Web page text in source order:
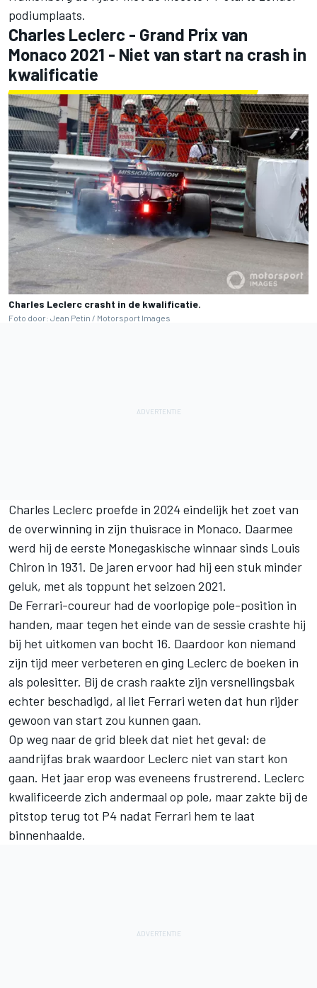
podiumplaats.
Charles Leclerc - Grand Prix van
Monaco 2021 - Niet van start na crash in
kwalificatie
Charles Leclerc crasht in de kwalificatie.
Foto door: Jean Petin / Motorsport Images
Charles Leclerc proefde in 2024 eindelijk het zoet van
de overwinning in zijn thuisrace in Monaco. Daarmee
werd hij de eerste Monegaskische winnaar sinds Louis
Chiron in 1931. De jaren ervoor had hij een stuk minder
geluk, met als toppunt het seizoen 2021.
De Ferrari-coureur had de voorlopige pole-position in
handen, maar tegen het einde van de sessie crashte hij
bij het uitkomen van bocht 16. Daardoor kon niemand
zijn tijd meer verbeteren en ging Leclerc de boeken in
als polesitter. Bij de crash raakte zijn versnellingsbak
echter beschadigd, al liet Ferrari weten dat hun rijder
gewoon van start zou kunnen gaan.
Op weg naar de grid bleek dat niet het geval: de
aandrijfas brak waardoor Leclerc niet van start kon
gaan. Het jaar erop was eveneens frustrerend. Leclerc
kwalificeerde zich andermaal op pole, maar zakte bij de
pitstop terug tot P4 nadat Ferrari hem te laat
binnenhaalde.